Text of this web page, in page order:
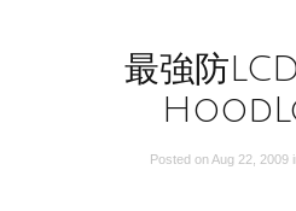
最強防
Posted onAug 22, 2009